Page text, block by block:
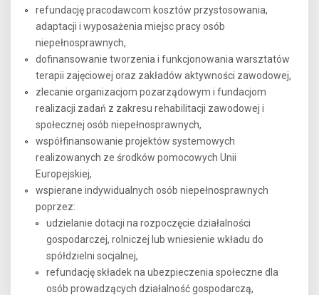
refundację pracodawcom kosztów przystosowania,
adaptacji i wyposażenia miejsc pracy osób
niepełnosprawnych,
dofinansowanie tworzenia i funkcjonowania warsztatów
terapii zajęciowej oraz zakładów aktywności zawodowej,
zlecanie organizacjom pozarządowym i fundacjom
realizacji zadań z zakresu rehabilitacji zawodowej i
społecznej osób niepełnosprawnych,
współfinansowanie projektów systemowych
realizowanych ze środków pomocowych Unii
Europejskiej,
wspierane indywidualnych osób niepełnosprawnych
poprzez:
udzielanie dotacji na rozpoczęcie działalności
gospodarczej, rolniczej lub wniesienie wkładu do
spółdzielni socjalnej,
refundację składek na ubezpieczenia społeczne dla
osób prowadzących działalność gospodarczą,